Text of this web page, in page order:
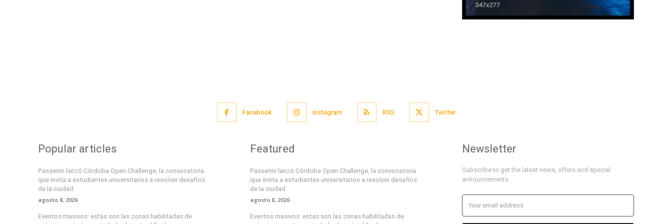
Facebook Instagram RSS Twitter
Popular articles
Passerini lanzó Córdoba Open Challenge, la convocatoria
que invita a estudiantes universitarios a resolver desafíos
de la ciudad
agosto 8, 2026
Eventos masivos: estas son las zonas habilitadas de
Featured
Passerini lanzó Córdoba Open Challenge, la convocatoria
que invita a estudiantes universitarios a resolver desafíos
de la ciudad
agosto 8, 2026
Eventos masivos: estas son las zonas habilitadas de
Newsletter
Subscribe to get the latest news, offers and special
announcements.